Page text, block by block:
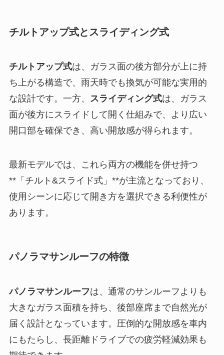
チルトアップ式とスライディング式
チルトアップ式は、ガラス面の後方部分が上に持
ち上がる構造で、雨天時でも換気が可能な実用的
な設計です。一方、 スライディング式は、ガラス
面が後方にスライドして開く仕組みで、より広い
開口部を確保でき、高い開放感が得られます。
最新モデルでは、これら両方の機能を併せ持つ
**「チルト&スライド式」**が主流となっており、
使用シーンに応じて開き方を選択できる利便性が
あります。
パノラマサンルーフの特徴
パノラマサンルーフは、通常のサンルーフよりも
大きなガラス面積を持ち、後部座席まで自然光が
届く設計となっています。圧倒的な開放感を車内
にもたらし、長距離ドライブでの疲労軽減効果も